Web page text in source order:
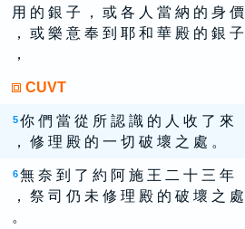
用 的 銀 子 ， 或 各 人 當 納 的 身 價
， 或 樂 意 奉 到 耶 和 華 殿 的 銀 子
，
CUVT
5 你 們 當 從 所 認 識 的 人 收 了 來
， 修 理 殿 的 一 切 破 壞 之 處 。
6 無 奈 到 了 約 阿 施 王 二 十 三 年
， 祭 司 仍 未 修 理 殿 的 破 壞 之 處
。